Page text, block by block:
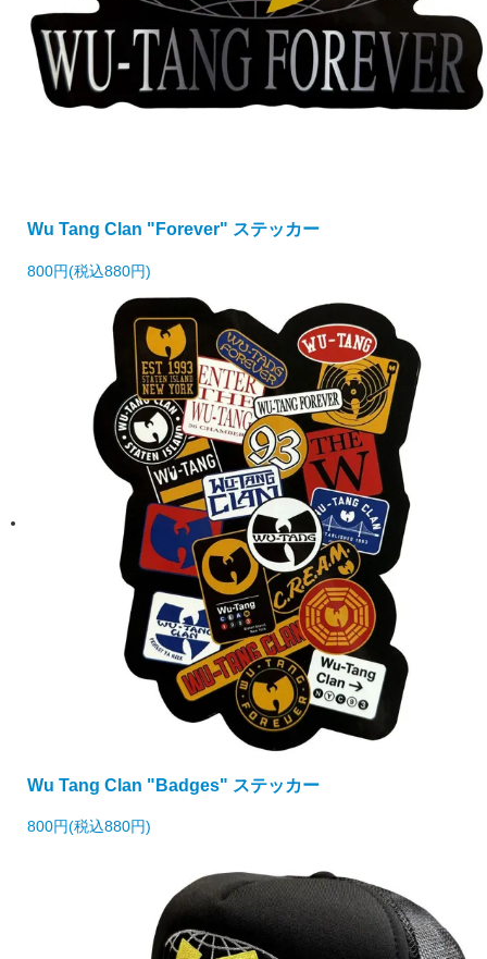
Wu Tang Clan "Forever" ステッカー
800円(税込880円)
Wu Tang Clan "Badges" ステッカー
800円(税込880円)